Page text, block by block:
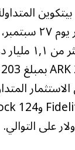
٤٩٤ مليون
الأسبوعي